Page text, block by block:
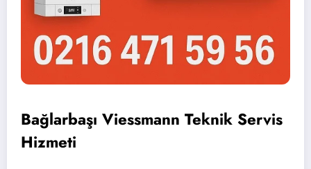
Bağlarbaşı Viessmann Teknik Servis
Hizmeti